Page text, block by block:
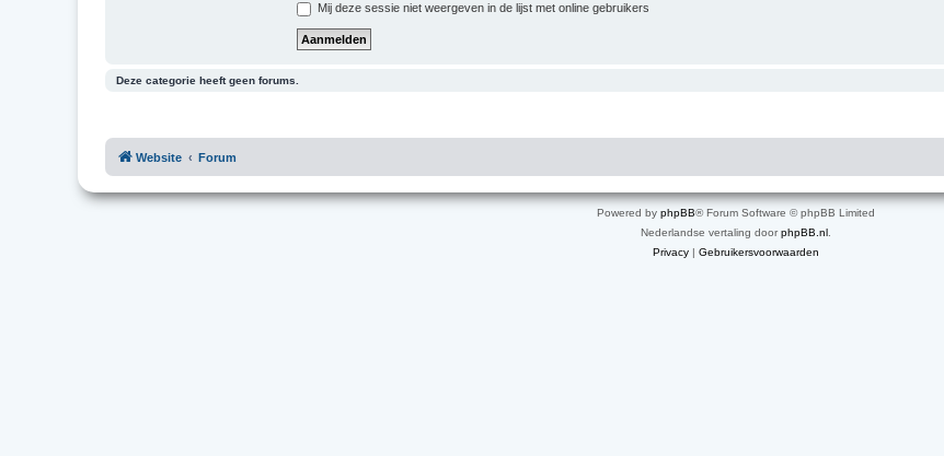
Mij deze sessie niet weergeven in de lijst met online gebruikers
Deze categorie heeft geen forums.
Website Forum
Powered by phpBB® Forum Software © phpBB Limited
Nederlandse vertaling doorphpBB.nl
Privacy | Gebruikersvoorwaarden